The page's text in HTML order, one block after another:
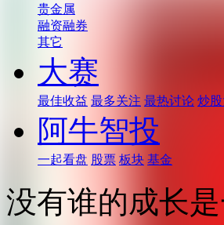
贵金属
融资融券
其它
大赛
最佳收益 最多关注 最热讨论 炒
阿牛智投
一起看盘 股票 板块 基金
没有谁的成长